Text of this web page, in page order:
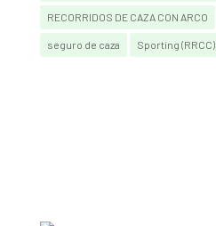
RECORRIDOS DE CAZA CON ARCO
seguro de caza Sporting (RRCC)